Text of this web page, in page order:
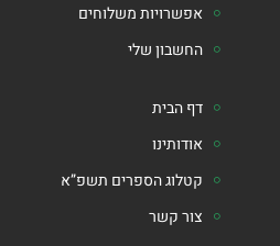
אפשרויות משלוחים
החשבון שלי
דף הבית
אודותינו
קטלוג הספרים תשפ”א
צור קשר